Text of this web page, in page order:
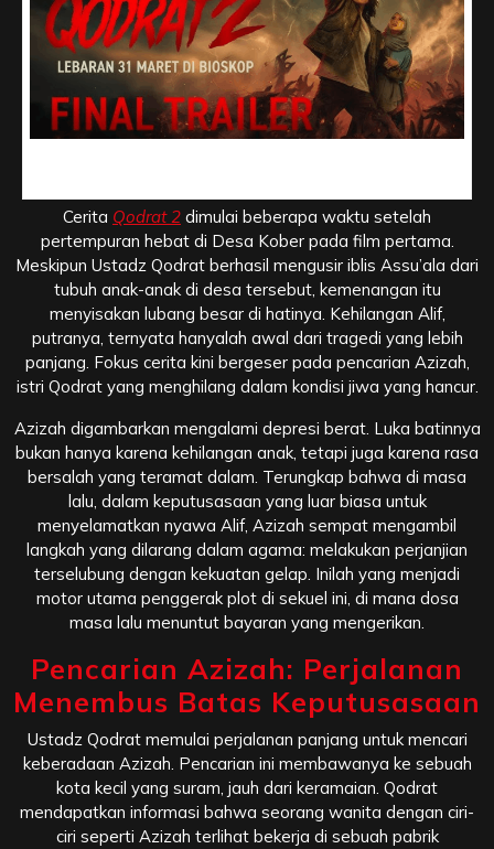
Cerita Qodrat 2 dimulai beberapa waktu setelah
pertempuran hebat di Desa Kober pada film pertama.
Meskipun Ustadz Qodrat berhasil mengusir iblis Assu’ala dari
tubuh anak-anak di desa tersebut, kemenangan itu
menyisakan lubang besar di hatinya. Kehilangan Alif,
putranya, ternyata hanyalah awal dari tragedi yang lebih
panjang. Fokus cerita kini bergeser pada pencarian Azizah,
istri Qodrat yang menghilang dalam kondisi jiwa yang hancur.
Azizah digambarkan mengalami depresi berat. Luka batinnya
bukan hanya karena kehilangan anak, tetapi juga karena rasa
bersalah yang teramat dalam. Terungkap bahwa di masa
lalu, dalam keputusasaan yang luar biasa untuk
menyelamatkan nyawa Alif, Azizah sempat mengambil
langkah yang dilarang dalam agama: melakukan perjanjian
terselubung dengan kekuatan gelap. Inilah yang menjadi
motor utama penggerak plot di sekuel ini, di mana dosa
masa lalu menuntut bayaran yang mengerikan.
Pencarian Azizah: Perjalanan
Menembus Batas Keputusasaan
Ustadz Qodrat memulai perjalanan panjang untuk mencari
keberadaan Azizah. Pencarian ini membawanya ke sebuah
kota kecil yang suram, jauh dari keramaian. Qodrat
mendapatkan informasi bahwa seorang wanita dengan ciri-
ciri seperti Azizah terlihat bekerja di sebuah pabrik